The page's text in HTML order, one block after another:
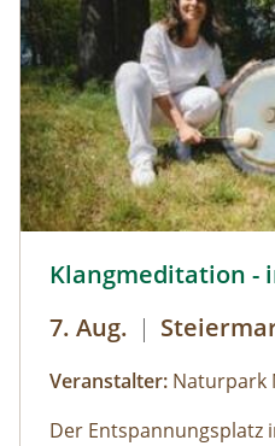
Urlandschaft und
Moorgeheimnis.Infos
Klangmeditation -
7. Aug. |
Veranstalter: Naturpark
Der Entspannungsplatz